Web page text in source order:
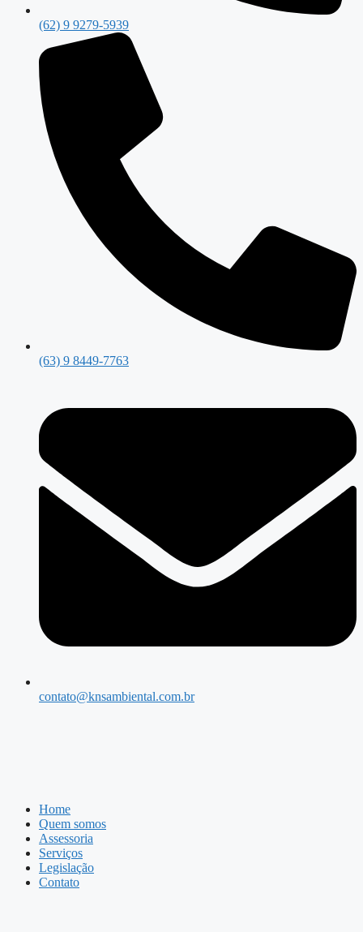
(62) 9 9279-5939
(63) 9 8449-7763
contato@knsambiental.com.br
Home
Quem somos
Assessoria
Serviços
Legislação
Contato